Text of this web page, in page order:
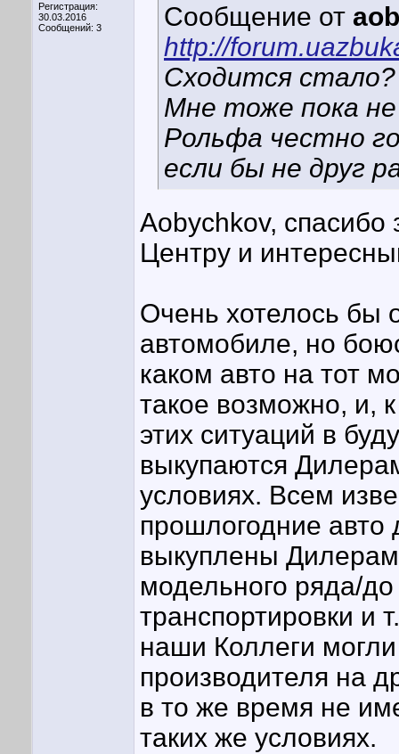
Регистрация:
30.03.2016
Сообщений: 3
Сообщение от
http://
Сходится стало?
Мне тоже пока
Рольфа честно
если бы не друг
Aobychkov,
Центру и
Очень хотелось бы
автомобиле, но
каком авто на тот
такое возможно, и,
этих ситуаций в
выкупаются
условиях. Всем
прошлогодние
выкуплены
модельного ряда/
транспортировки и
наши Коллеги
производителя на
в то же время не
таких же условиях.